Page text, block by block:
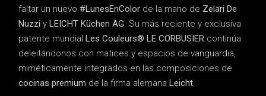
faltar un nuevo #LunesEnColor de la mano de Zelari De
Nuzzi yLEICHT Küchen AG. Su más reciente y exclusiva
patente mundialLes Couleurs® LE CORBUSIER continúa
deleitándonos con matices y espacios de vanguardia,
miméticamente integrados en las composiciones de
cocinas premium de la firma alemanaLeicht.